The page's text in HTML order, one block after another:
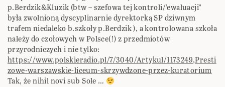
p.Berdzik&Kluzik (btw – szefowa tej kontroli/’ewaluacji”
była zwolnioną dyscyplinarnie dyrektorką SP dziwnym
trafem niedaleko b.szkoły p.Berdzik ), a kontrolowana szkoła
należy do czołowych w Polsce(!) z przedmiotów
przyrodniczych i nie tylko:
https://www.polskieradio.pl/7/3040/Artykul/1173249,Presti
zowe-warszawskie-liceum-skrzywdzone-przez-kuratorium
Tak, że nihil novi sub Sole …